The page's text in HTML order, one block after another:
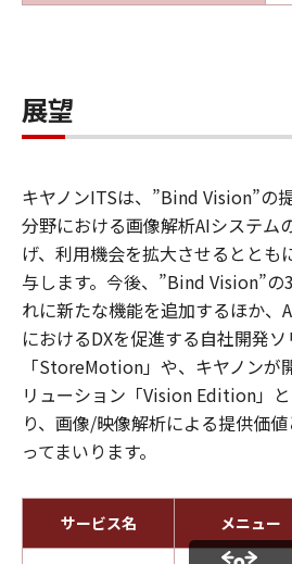
展望
キヤノンITSは、”Bind Vision”の
分野における画像解析AIシステム
げ、利用機会を拡大させるととも
与します。今後、”Bind Vision”の
れに新たな機能を追加するほか、
におけるDXを促進する自社開発
「StoreMotion」や、キヤノンが
リューション「Vision Edition」
り、画像/映像解析による提供価
ってまいります。
サービス名 メニュー